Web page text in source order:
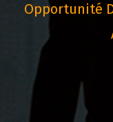
Opportunité